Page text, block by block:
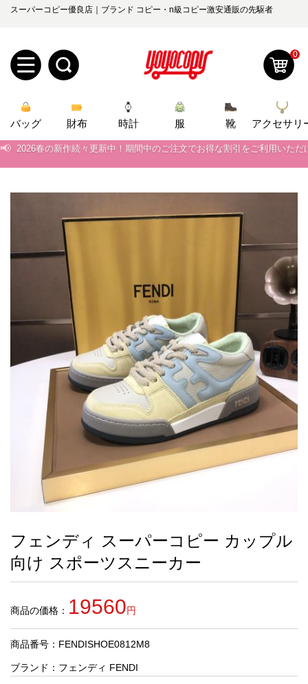
スーパーコピー優良店｜ブランド コピー・n級コピー激安通販の先駆者
規
ユ
ロ
グ
ー
ー
お
ら
yoyocopys@gmail.com
2026人気特集
バッグ
財布
時計
服
ズボン
衣装セット
靴
住まい用品
アクセサリー
ベルト
スカーフ
アイフォーンケ
ース
小物
お
す
商
品
人
0
バッグ 財布 時計 服 靴 アクセサリ
当店は正真正銘のn級スーパーコピーのみ取扱い。最高品質の再現度を
📢 2026春の新作続々更新中！期間中のご注文でお得な割引をご利用いただ
2026春の新作続々更新中！期間中のご注文でお得な割引をご利用いただ
新作入荷！ルイ・ヴィトンスーパーコピー バッグ最新モデルが登場。
フェンディ スーパーコピー カップル
向け スポーツスニーカー
商品の価格： 19560円
商品番号：FENDISHOE0812M8
ブランド： フェンディ FENDI